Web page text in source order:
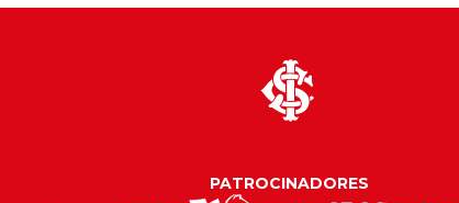
PATROCINADORES